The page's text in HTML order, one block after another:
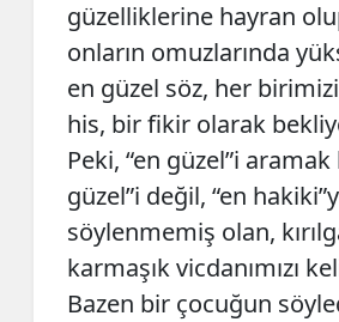
güzelliklerine hayran
onların omuzlarında
en güzel söz, her
his, bir fikir olarak
Peki, “en güzel”i aramak
güzel”i değil, “en
söylenmemiş olan,
karmaşık vicdanımızı
Bazen bir çocuğun